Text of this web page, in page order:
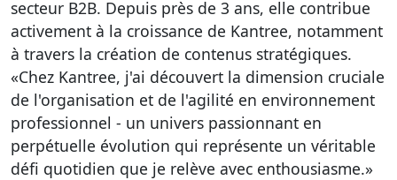
secteur B2B. Depuis près de 3 ans, elle contribue
activement à la croissance de Kantree, notamment
à travers la création de contenus stratégiques.
«Chez Kantree, j'ai découvert la dimension cruciale
de l'organisation et de l'agilité en environnement
professionnel - un univers passionnant en
perpétuelle évolution qui représente un véritable
défi quotidien que je relève avec enthousiasme.»